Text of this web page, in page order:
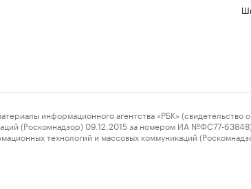
информационного агентства «РБК» (свидетельство о
(Роскомнадзор) 09.12.2015 за номером ИА №ФС77-
технологий и массовых коммуникаций